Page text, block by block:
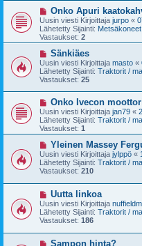
s
t
i
U
u
s
i
v
e
s
t
i
Onko Apuri
Uusin viesti Kirjoittaja jurpo «
Lähetetty Sijainti:
Vastaukset: 2
U
u
s
i
v
i
e
s
t
i
Sänkiäes
Uusin viesti Kirjoittaja masto «
Lähetetty Sijainti: Traktorit /
Vastaukset: 25
U
u
s
i
v
s
t
i
Onko Ivecon
Uusin viesti Kirjoittaja jan79 «
Lähetetty Sijainti: Traktorit /
Vastaukset: 1
U
u
s
i
i
s
t
i
Yleinen Massey
Uusin viesti Kirjoittaja jylppö «
Lähetetty Sijainti: Traktorit /
Vastaukset: 210
U
u
s
i
v
i
e
Uutta linkoa
Uusin viesti Kirjoittaja
Lähetetty Sijainti: Traktorit /
Vastaukset: 186
USampon hinta?